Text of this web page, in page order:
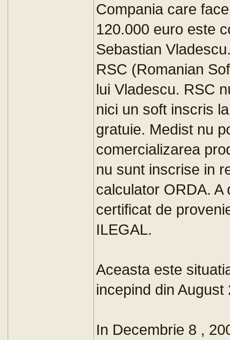
Compania care
120.000 euro este
Sebastian
RSC (Romanian
lui Vladescu. RSC
nici un soft inscris
gratuie. Medist nu
comercializarea
nu sunt inscrise in
calculator ORDA.
certificat de
ILEGAL.
Aceasta este
incepind din August
In Decembrie 8 ,